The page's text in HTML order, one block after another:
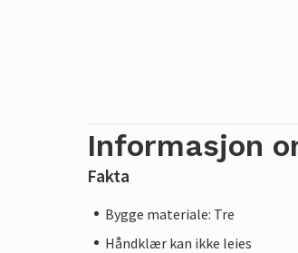
Informasjon
Fakta
Bygge materiale: Tre
Håndklær kan ikke leies